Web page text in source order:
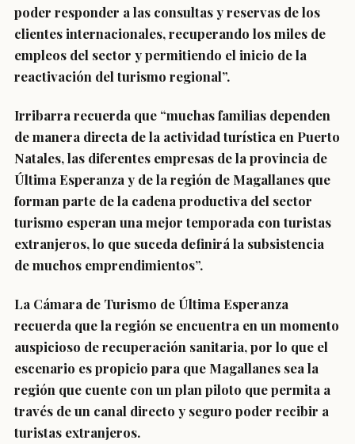
poder responder a las consultas y reservas de los
clientes internacionales, recuperando los miles de
empleos del sector y permitiendo el inicio de la
reactivación del turismo regional”.
Irribarra recuerda que “muchas familias dependen
de manera directa de la actividad turística en Puerto
Natales, las diferentes empresas de la provincia de
Última Esperanza y de la región de Magallanes que
forman parte de la cadena productiva del sector
turismo esperan una mejor temporada con turistas
extranjeros, lo que suceda definirá la subsistencia
de muchos emprendimientos”.
La Cámara de Turismo de Última Esperanza
recuerda que la región se encuentra en un momento
auspicioso de recuperación sanitaria, por lo que el
escenario es propicio para que Magallanes sea la
región que cuente con un plan piloto que permita a
través de un canal directo y seguro poder recibir a
turistas extranjeros.